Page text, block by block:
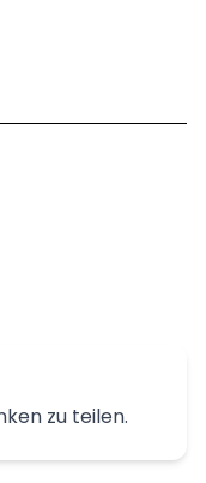
zu teilen.